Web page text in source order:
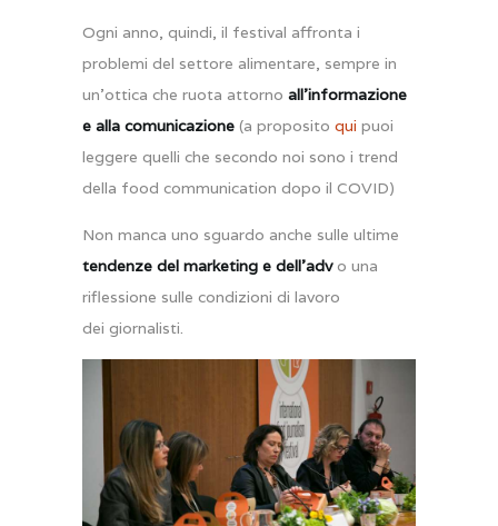
Ogni anno, quindi, il festival affronta i
problemi del settore alimentare, sempre in
un’ottica che ruota attorno all’informazione
e alla comunicazione (a proposito qui puoi
leggere quelli che secondo noi sono i trend
della food communication dopo il COVID)
Non manca uno sguardo anche sulle ultime
tendenze del marketing e dell’advo una
riflessione sulle condizioni di lavoro
dei giornalisti.